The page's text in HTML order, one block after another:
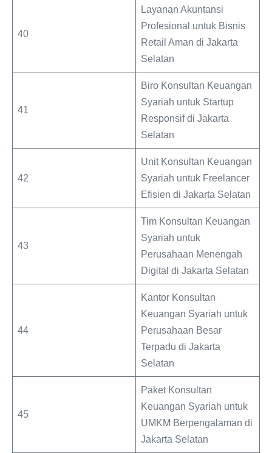
40
Layanan Akuntansi
Profesional untuk Bisnis
Retail Aman di Jakarta
Selatan
41
Biro Konsultan Keuangan
Syariah untuk Startup
Responsif di Jakarta
Selatan
42
Unit Konsultan Keuangan
Syariah untuk Freelancer
Efisien di Jakarta Selatan
43
Tim Konsultan Keuangan
Syariah untuk
Perusahaan Menengah
Digital di Jakarta Selatan
44
Kantor Konsultan
Keuangan Syariah untuk
Perusahaan Besar
Terpadu di Jakarta
Selatan
45
Paket Konsultan
Keuangan Syariah untuk
UMKM Berpengalaman di
Jakarta Selatan